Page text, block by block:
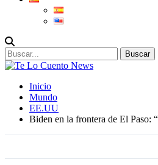
Inicio
Mundo
EE.UU
Biden en la frontera de El Paso: